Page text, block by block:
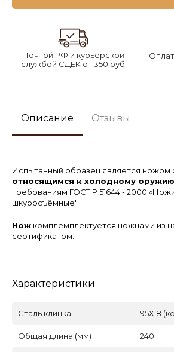
Почтой РФ и курьерской
службой СДЕК от 350 руб
Описание Отзывы
Испытанный образец является ножом
относящимся к холодному оружию
требованиям ГОСТ Р 51644 - 2000
шкуросъёмные'
Нож комплемплектуется ножнами из
сертификатом.
Характеристики
Сталь клинка 95Х18
Общая длина (мм) 240;